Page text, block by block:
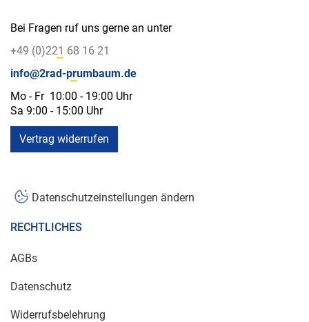
Bei Fragen ruf uns gerne an unter
+49 (0)221 68 16 21
info@2rad-prumbaum.de
Mo - Fr 10:00 - 19:00 Uhr
Sa 9:00 - 15:00 Uhr
Vertrag widerrufen
Datenschutzeinstellungen ändern
RECHTLICHES
AGBs
Datenschutz
Widerrufsbelehrung